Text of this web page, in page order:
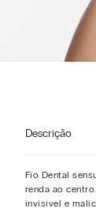
Descrição
Fio Dental
renda ao
invisível e